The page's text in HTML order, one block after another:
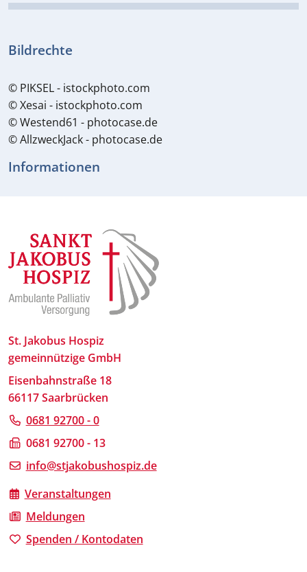
Bildrechte
© PIKSEL - istockphoto.com
© Xesai - istockphoto.com
© Westend61 - photocase.de
© AllzweckJack - photocase.de
Informationen
St. Jakobus Hospiz
gemeinnützige GmbH
Eisenbahnstraße 18
66117 Saarbrücken
0681 92700 - 0
0681 92700 - 13
info@stjakobushospiz.de
Veranstaltungen
Meldungen
Spenden / Kontodaten